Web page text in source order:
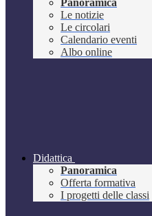
Panoramica
Le notizie
Le circolari
Calendario eventi
Albo online
Didattica
Panoramica
Offerta formativa
I progetti delle classi